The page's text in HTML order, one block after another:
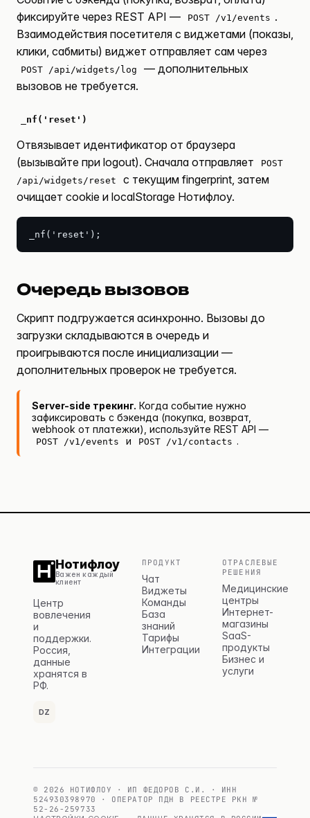
фиксируйте через REST API — POST /v1/events .
Взаимодействия посетителя с виджетами (показы,
клики, сабмиты) виджет отправляет сам через
POST /api/widgets/log
— дополнительных
вызовов не требуется.
_nf('reset')
Отвязывает идентификатор от браузера
(вызывайте при logout). Сначала отправляет
POST
/api/widgets/reset
с текущим fingerprint, затем
очищает cookie и localStorage Нотифлоу.
_nf('reset');
Очередь вызовов
Скрипт подгружается асинхронно. Вызовы до
загрузки складываются в очередь и
проигрываются после инициализации —
дополнительных проверок не требуется.
Server-side трекинг. Когда событие нужно
зафиксировать с бэкенда (покупка, возврат,
webhook от платежки), используйте REST API —
POST /v1/events и POST /v1/contacts .
Нотифлоу
Важен каждый
клиент
Центр
вовлечения
и
поддержки.
Россия,
данные
хранятся в
РФ.
DZ
ПРОДУКТ
Чат
Виджеты
Команды
База
знаний
Тарифы
Интеграции
ОТРАСЛЕВЫЕ
РЕШЕНИЯ
Медицинские
центры
Интернет-
магазины
SaaS-
продукты
Бизнес и
услуги
© 2026 НОТИФЛОУ · ИП ФЕДОРОВ С.И. · ИНН
524930398970 · ОПЕРАТОР ПДН В РЕЕСТРЕ РКН №
52-26-259733